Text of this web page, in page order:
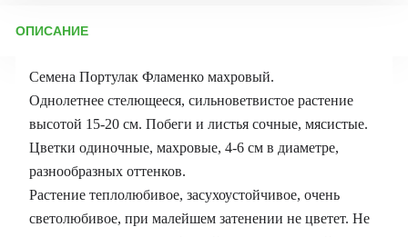
Бренд товара:
Срок отправки:ежедневно
ОПИСАНИЕ
Семена Портулак Фламенко махровый.
Однолетнее стелющееся, сильноветвистое растение
высотой 15-20 см. Побеги и листья сочные, мясистые.
Цветки одиночные, махровые, 4-6 см в диаметре,
разнообразных оттенков.
Растение теплолюбивое, засухоустойчивое, очень
светолюбивое, при малейшем затенении не цветет. Не